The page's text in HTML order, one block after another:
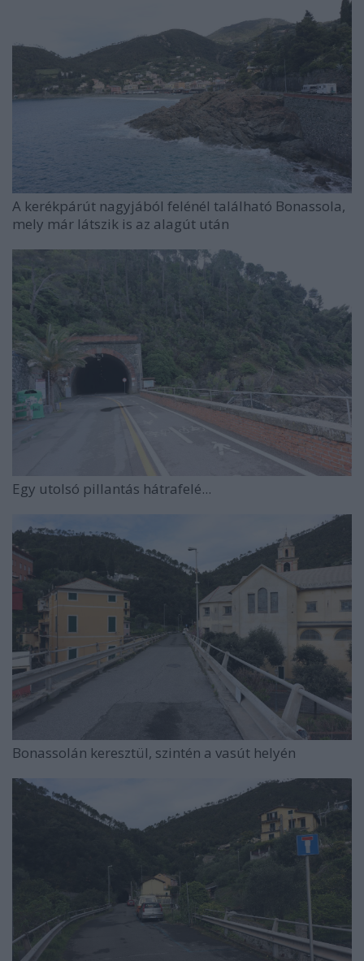
A kerékpárút nagyjából felénél található Bonassola,
mely már látszik is az alagút után
Egy utolsó pillantás hátrafelé...
Bonassolán keresztül, szintén a vasút helyén